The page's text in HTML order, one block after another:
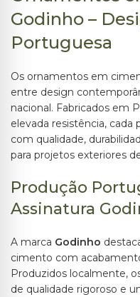
Godinho –
Portuguesa
Os ornamentos em
entre design
nacional. Fabricados em
elevada resistência,
com qualidade,
para projetos exteriores
Produção
Assinatura
A marca Godinho
cimento com
Produzidos localmente,
de qualidade rigoroso e